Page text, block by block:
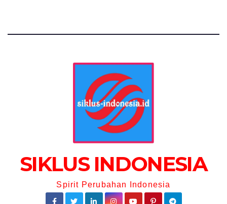
SIKLUS INDONESIA
Spirit Perubahan Indonesia